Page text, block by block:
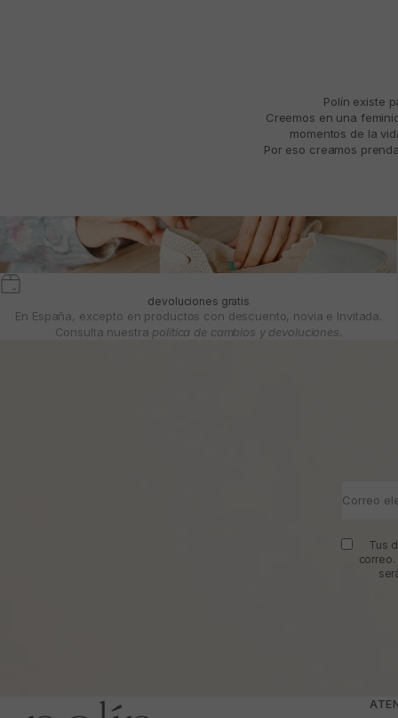
Polín existe
Creemos en una
momentos de la
Por eso creamos
devoluciones gratis
En España, excepto en productos con descuento, novia e Invitada.
Consulta nuestra política de cambios y devoluciones.
Correo
Tus